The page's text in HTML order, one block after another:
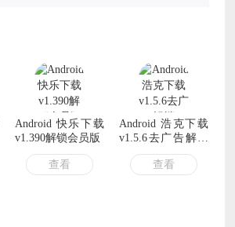
Android 快乐下载
v1.390解锁会员版
查看
Android 浩克下载
v1.5.6去广告解锁
会员版
查看